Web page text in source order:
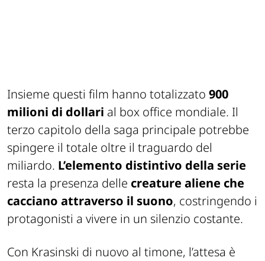
Insieme questi film hanno totalizzato 900
milioni di dollari al box office mondiale. Il
terzo capitolo della saga principale potrebbe
spingere il totale oltre il traguardo del
miliardo. L’elemento distintivo della serie
resta la presenza delle creature aliene che
cacciano attraverso il suono, costringendo i
protagonisti a vivere in un silenzio costante.
Con Krasinski di nuovo al timone, l’attesa è